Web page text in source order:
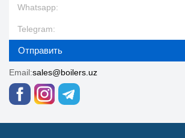
Отправить
Email:sales@boilers.uz